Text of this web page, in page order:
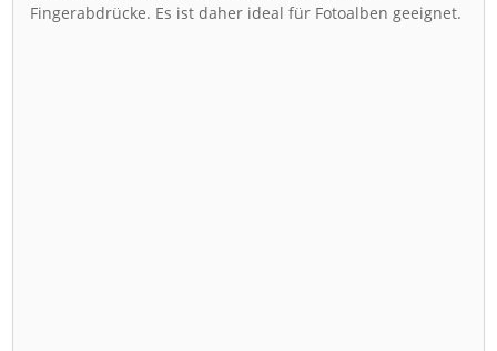
Fingerabdrücke. Es ist daher ideal für Fotoalben geeignet.